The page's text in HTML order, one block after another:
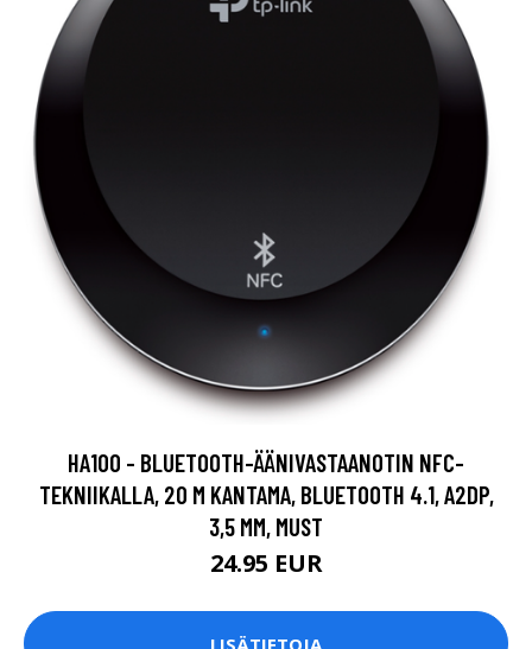
HA100 - BLUETOOTH-ÄÄNIVASTAANOTIN NFC-
TEKNIIKALLA, 20 M KANTAMA, BLUETOOTH 4.1, A2DP,
3,5 MM, MUST
24.95 EUR
LISÄTIETOJA